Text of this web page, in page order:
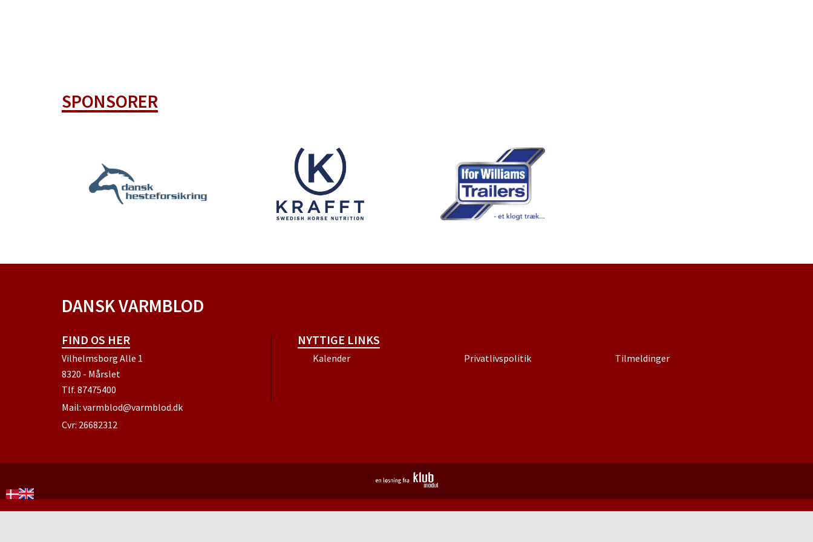
SPONSORER
DANSK VARMBLOD
FIND OS HER
Vilhelmsborg Alle 1
8320 - Mårslet
Tlf. 87475400
Mail: varmblod@varmblod.dk
Cvr: 26682312
NYTTIGE LINKS
Kalender Privatlivspolitik Tilmeldinger